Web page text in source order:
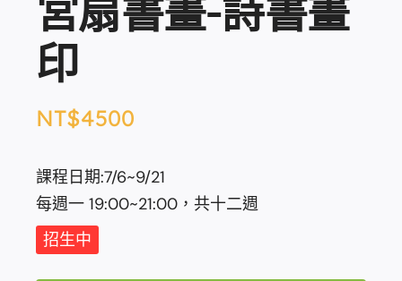
宮扇書畫-詩書畫
印
NT$4500
課程日期:7/6~9/21
每週一 19:00~21:00，共十二週
招生中